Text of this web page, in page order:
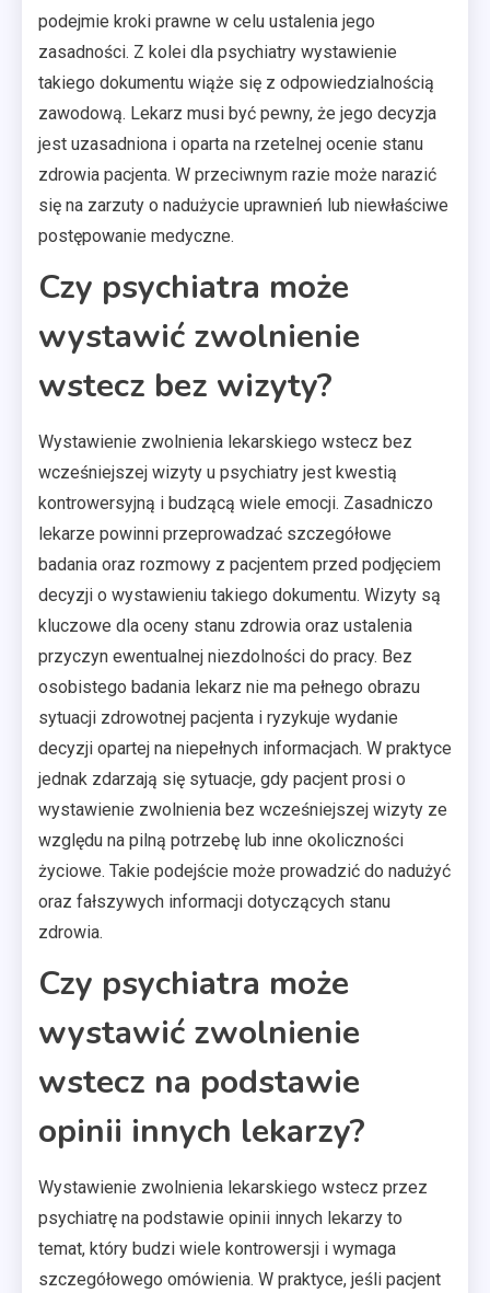
podejmie kroki prawne w celu ustalenia jego
zasadności. Z kolei dla psychiatry wystawienie
takiego dokumentu wiąże się z odpowiedzialnością
zawodową. Lekarz musi być pewny, że jego decyzja
jest uzasadniona i oparta na rzetelnej ocenie stanu
zdrowia pacjenta. W przeciwnym razie może narazić
się na zarzuty o nadużycie uprawnień lub niewłaściwe
postępowanie medyczne.
Czy psychiatra może
wystawić zwolnienie
wstecz bez wizyty?
Wystawienie zwolnienia lekarskiego wstecz bez
wcześniejszej wizyty u psychiatry jest kwestią
kontrowersyjną i budzącą wiele emocji. Zasadniczo
lekarze powinni przeprowadzać szczegółowe
badania oraz rozmowy z pacjentem przed podjęciem
decyzji o wystawieniu takiego dokumentu. Wizyty są
kluczowe dla oceny stanu zdrowia oraz ustalenia
przyczyn ewentualnej niezdolności do pracy. Bez
osobistego badania lekarz nie ma pełnego obrazu
sytuacji zdrowotnej pacjenta i ryzykuje wydanie
decyzji opartej na niepełnych informacjach. W praktyce
jednak zdarzają się sytuacje, gdy pacjent prosi o
wystawienie zwolnienia bez wcześniejszej wizyty ze
względu na pilną potrzebę lub inne okoliczności
życiowe. Takie podejście może prowadzić do nadużyć
oraz fałszywych informacji dotyczących stanu
zdrowia.
Czy psychiatra może
wystawić zwolnienie
wstecz na podstawie
opinii innych lekarzy?
Wystawienie zwolnienia lekarskiego wstecz przez
psychiatrę na podstawie opinii innych lekarzy to
temat, który budzi wiele kontrowersji i wymaga
szczegółowego omówienia. W praktyce, jeśli pacjent